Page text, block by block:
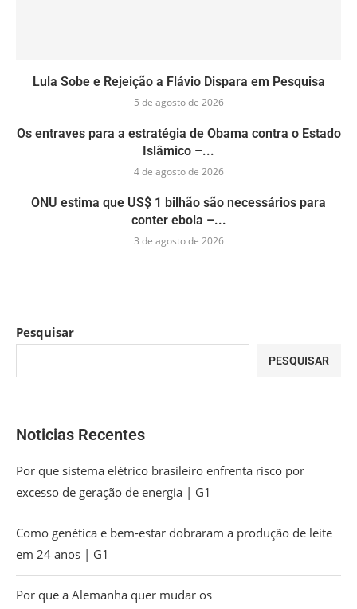
Lula Sobe e Rejeição a Flávio Dispara em Pesquisa
5 de agosto de 2026
Os entraves para a estratégia de Obama contra o Estado
Islâmico –...
4 de agosto de 2026
ONU estima que US$ 1 bilhão são necessários para
conter ebola –...
3 de agosto de 2026
Pesquisar
PESQUISAR
Noticias Recentes
Por que sistema elétrico brasileiro enfrenta risco por
excesso de geração de energia | G1
Como genética e bem-estar dobraram a produção de leite
em 24 anos | G1
Por que a Alemanha quer mudar os